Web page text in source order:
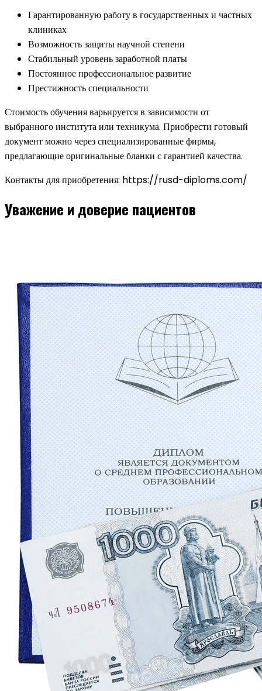
Гарантированную работу в государственных и частных
клиниках
Возможность защиты научной степени
Стабильный уровень заработной платы
Постоянное профессиональное развитие
Престижность специальности
Стоимость обучения варьируется в зависимости от
выбранного института или техникума. Приобрести готовый
документ можно через специализированные фирмы,
предлагающие оригинальные бланки с гарантией качества.
Контакты для приобретения: https://rusd-diploms.com/
Уважение и доверие пациентов